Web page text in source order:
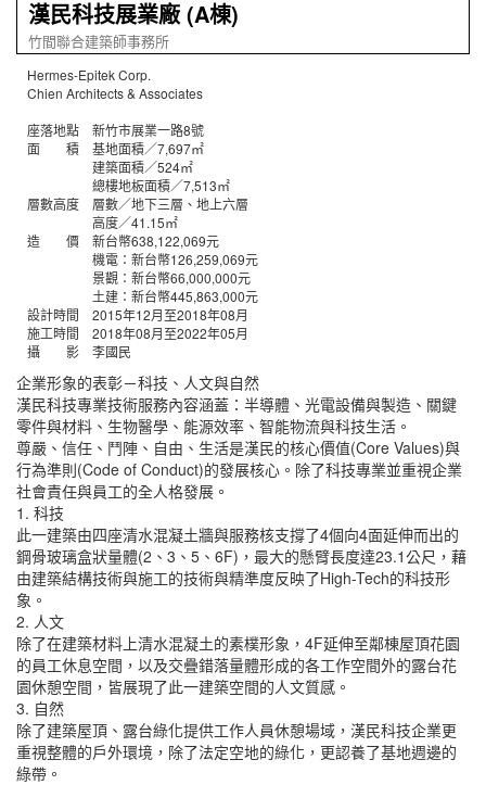
漢民科技展業廠 (A棟)
竹間聯合建築師事務所
Hermes-Epitek Corp.
Chien Architects & Associates
座落地點 新竹市展業一路8號
面 積 基地面積／7,697㎡
建築面積／524㎡
總樓地板面積／7,513㎡
層數高度 層數／地下三層、地上六層
高度／41.15㎡
造 價 新台幣638,122,069元
機電：新台幣126,259,069元
景觀：新台幣66,000,000元
土建：新台幣445,863,000元
設計時間 2015年12月至2018年08月
施工時間 2018年08月至2022年05月
攝 影 李國民
企業形象的表彰－科技、人文與自然
漢民科技專業技術服務內容涵蓋：半導體、光電設備與製造、關鍵
零件與材料、生物醫學、能源效率、智能物流與科技生活。
尊嚴、信任、鬥陣、自由、生活是漢民的核心價值(Core Values)與
行為準則(Code of Conduct)的發展核心。除了科技專業並重視企業
社會責任與員工的全人格發展。
1. 科技
此一建築由四座清水混凝土牆與服務核支撐了4個向4面延伸而出的
鋼骨玻璃盒狀量體(2、3、5、6F)，最大的懸臂長度達23.1公尺，藉
由建築結構技術與施工的技術與精準度反映了High-Tech的科技形
象。
2. 人文
除了在建築材料上清水混凝土的素樸形象，4F延伸至鄰棟屋頂花園
的員工休息空間，以及交疊錯落量體形成的各工作空間外的露台花
園休憩空間，皆展現了此一建築空間的人文質感。
3. 自然
除了建築屋頂、露台綠化提供工作人員休憩場域，漢民科技企業更
重視整體的戶外環境，除了法定空地的綠化，更認養了基地週邊的
綠帶。